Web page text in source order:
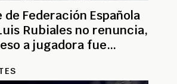
Federación Española
Rubiales no renuncia,
a jugadora fue